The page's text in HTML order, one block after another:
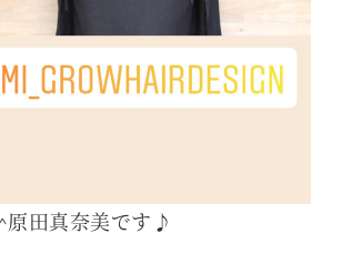
原田真奈美です♪